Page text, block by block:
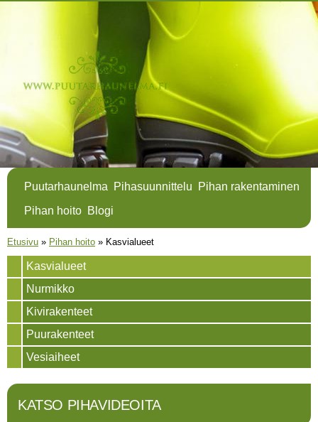
Hyppää
pääsisältöön
Puutarhaunelma Pihasuunnittelu
Pihan rakentaminen
Pihan hoito Blogi
Olet täällä
Etusivu » Pihan hoito » Kasvialueet
Kasvialueet
Nurmikko
Kivirakenteet
Puurakenteet
Vesiaiheet
KATSO PIHAVIDEOITA